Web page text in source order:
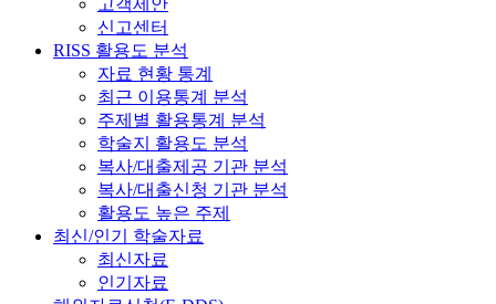
신고센터
RISS 활용도 분석
자료 현황 통계
최근 이용통계 분석
주제별 활용통계 분석
학술지 활용도 분석
복사/대출제공 기관 분석
복사/대출신청 기관 분석
활용도 높은 주제
최신/인기 학술자료
최신자료
인기자료